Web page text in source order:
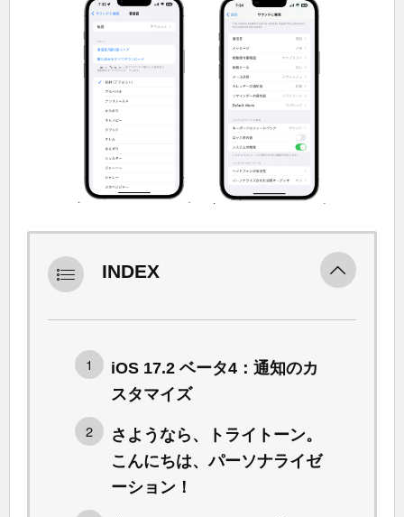
INDEX
iOS 17.2 ベータ4：通知のカ
スタマイズ
さようなら、トライトーン。
こんにちは、パーソナライゼ
ーション！